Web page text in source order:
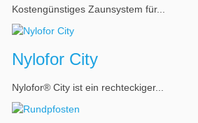
Kostengünstiges Zaunsystem für...
Nylofor City
Nylofor® City ist ein rechteckiger...